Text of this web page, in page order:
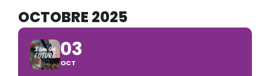
OCTOBRE 2025
03
OCT